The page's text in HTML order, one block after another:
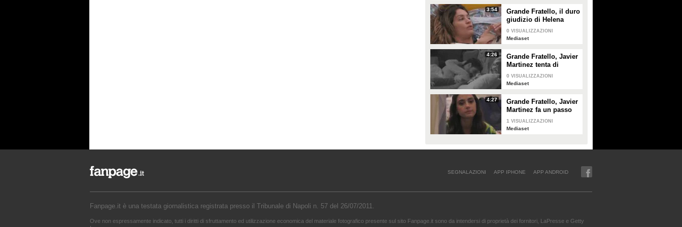
3:54
Grande Fratello, il duro
giudizio di Helena
Prestes su Zeudi Di
Palma e Javier
0 VISUALIZZAZIONI
Mediaset
4:26
Grande Fratello, Javier
Martinez tenta di
confortare Zeudi Di
Palma
0 VISUALIZZAZIONI
Mediaset
4:27
Grande Fratello, Javier
Martinez fa un passo
indietro con Zeudi Di
Palma
1 VISUALIZZAZIONI
Mediaset
SEGNALAZIONI APP IPHONE APP ANDROID
Fanpage.it è una testata giornalistica registrata presso il Tribunale di Napoli n. 57 del 26/07/2011.
Ove non espressamente indicato, tutti i diritti di sfruttamento ed utilizzazione economica del materiale fotografico presente sul sito Fanpage.it sono da intendersi di proprietà dei fornitori, LaPresse e Getty